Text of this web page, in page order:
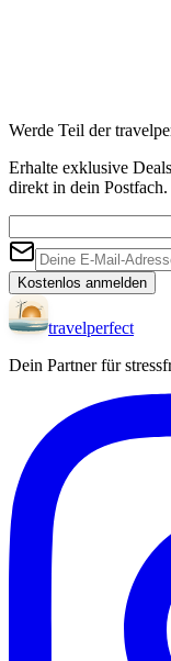
Werde Teil der
Erhalte exklusive
direkt in dein Postfach.
Kostenlos anmelden
travelperfect
Dein Partner für